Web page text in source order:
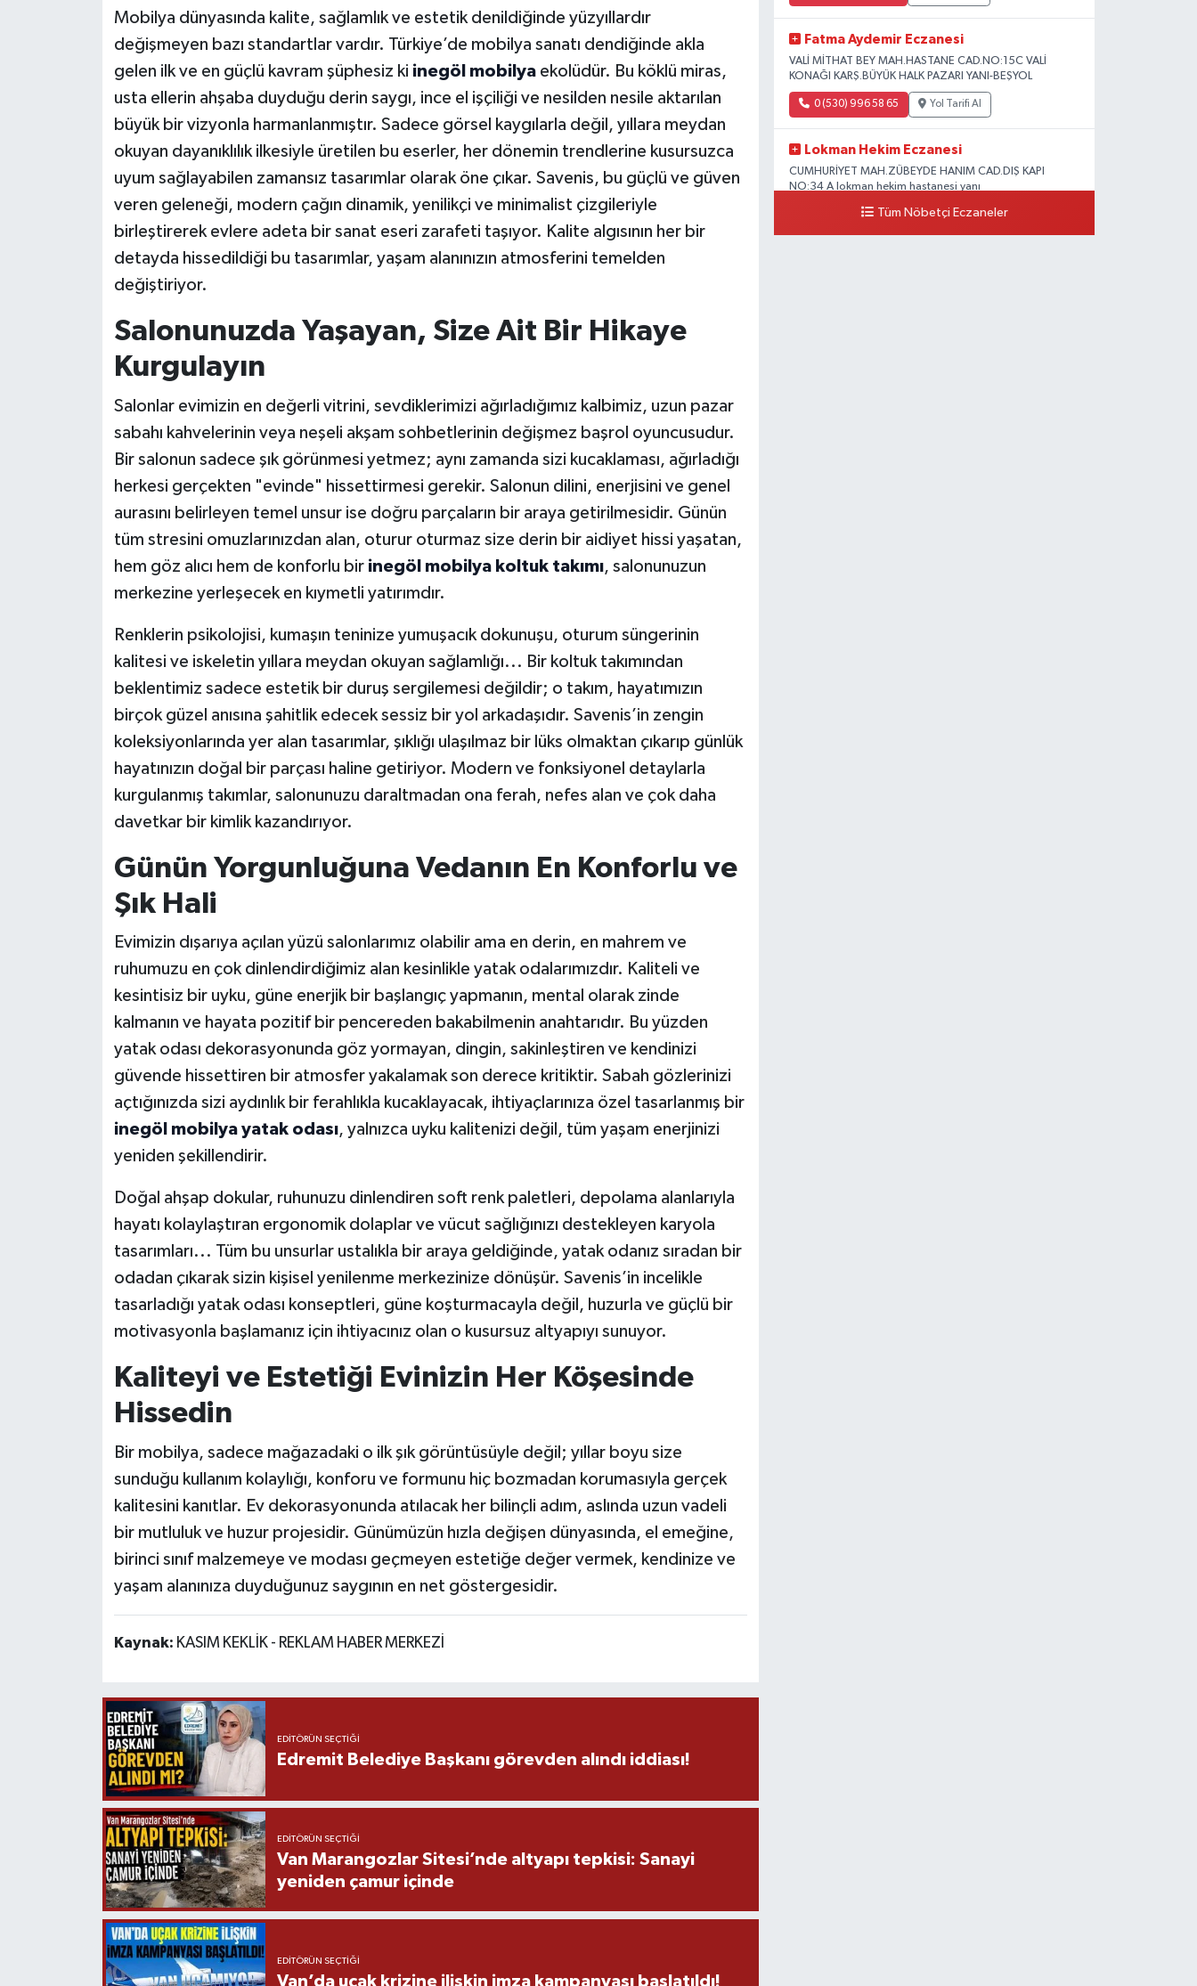
Mobilya dünyasında kalite, sağlamlık ve estetik denildiğinde yüzyıllardır
değişmeyen bazı standartlar vardır. Türkiye’de mobilya sanatı dendiğinde akla
gelen ilk ve en güçlü kavram şüphesiz ki inegöl mobilyaekolüdür. Bu köklü miras,
usta ellerin ahşaba duyduğu derin saygı, ince el işçiliği ve nesilden nesile aktarılan
büyük bir vizyonla harmanlanmıştır. Sadece görsel kaygılarla değil, yıllara meydan
okuyan dayanıklılık ilkesiyle üretilen bu eserler, her dönemin trendlerine kusursuzca
uyum sağlayabilen zamansız tasarımlar olarak öne çıkar. Savenis, bu güçlü ve güven
veren geleneği, modern çağın dinamik, yenilikçi ve minimalist çizgileriyle
birleştirerek evlere adeta bir sanat eseri zarafeti taşıyor. Kalite algısının her bir
detayda hissedildiği bu tasarımlar, yaşam alanınızın atmosferini temelden
değiştiriyor.
Salonunuzda Yaşayan, Size Ait Bir Hikaye
Kurgulayın
Salonlar evimizin en değerli vitrini, sevdiklerimizi ağırladığımız kalbimiz, uzun pazar
sabahı kahvelerinin veya neşeli akşam sohbetlerinin değişmez başrol oyuncusudur.
Bir salonun sadece şık görünmesi yetmez; aynı zamanda sizi kucaklaması, ağırladığı
herkesi gerçekten "evinde" hissettirmesi gerekir. Salonun dilini, enerjisini ve genel
aurasını belirleyen temel unsur ise doğru parçaların bir araya getirilmesidir. Günün
tüm stresini omuzlarınızdan alan, oturur oturmaz size derin bir aidiyet hissi yaşatan,
hem göz alıcı hem de konforlu bir inegöl mobilya koltuk takımı, salonunuzun
merkezine yerleşecek en kıymetli yatırımdır.
Renklerin psikolojisi, kumaşın teninize yumuşacık dokunuşu, oturum süngerinin
kalitesi ve iskeletin yıllara meydan okuyan sağlamlığı... Bir koltuk takımından
beklentimiz sadece estetik bir duruş sergilemesi değildir; o takım, hayatımızın
birçok güzel anısına şahitlik edecek sessiz bir yol arkadaşıdır. Savenis’in zengin
koleksiyonlarında yer alan tasarımlar, şıklığı ulaşılmaz bir lüks olmaktan çıkarıp günlük
hayatınızın doğal bir parçası haline getiriyor. Modern ve fonksiyonel detaylarla
kurgulanmış takımlar, salonunuzu daraltmadan ona ferah, nefes alan ve çok daha
davetkar bir kimlik kazandırıyor.
Günün Yorgunluğuna Vedanın En Konforlu ve
Şık Hali
Evimizin dışarıya açılan yüzü salonlarımız olabilir ama en derin, en mahrem ve
ruhumuzu en çok dinlendirdiğimiz alan kesinlikle yatak odalarımızdır. Kaliteli ve
kesintisiz bir uyku, güne enerjik bir başlangıç yapmanın, mental olarak zinde
kalmanın ve hayata pozitif bir pencereden bakabilmenin anahtarıdır. Bu yüzden
yatak odası dekorasyonunda göz yormayan, dingin, sakinleştiren ve kendinizi
güvende hissettiren bir atmosfer yakalamak son derece kritiktir. Sabah gözlerinizi
açtığınızda sizi aydınlık bir ferahlıkla kucaklayacak, ihtiyaçlarınıza özel tasarlanmış bir
inegöl mobilya yatak odası, yalnızca uyku kalitenizi değil, tüm yaşam enerjinizi
yeniden şekillendirir.
Doğal ahşap dokular, ruhunuzu dinlendiren soft renk paletleri, depolama alanlarıyla
hayatı kolaylaştıran ergonomik dolaplar ve vücut sağlığınızı destekleyen karyola
tasarımları... Tüm bu unsurlar ustalıkla bir araya geldiğinde, yatak odanız sıradan bir
odadan çıkarak sizin kişisel yenilenme merkezinize dönüşür. Savenis’in incelikle
tasarladığı yatak odası konseptleri, güne koşturmacayla değil, huzurla ve güçlü bir
motivasyonla başlamanız için ihtiyacınız olan o kusursuz altyapıyı sunuyor.
Kaliteyi ve Estetiği Evinizin Her Köşesinde
Hissedin
Bir mobilya, sadece mağazadaki o ilk şık görüntüsüyle değil; yıllar boyu size
sunduğu kullanım kolaylığı, konforu ve formunu hiç bozmadan korumasıyla gerçek
kalitesini kanıtlar. Ev dekorasyonunda atılacak her bilinçli adım, aslında uzun vadeli
bir mutluluk ve huzur projesidir. Günümüzün hızla değişen dünyasında, el emeğine,
birinci sınıf malzemeye ve modası geçmeyen estetiğe değer vermek, kendinize ve
yaşam alanınıza duyduğunuz saygının en net göstergesidir.
Kaynak: KASIM KEKLİK - REKLAM HABER MERKEZİ
EDITÖRÜN SEÇTIĞI
Edremit Belediye Başkanı görevden alındı iddiası!
EDITÖRÜN SEÇTIĞI
Van Marangozlar Sitesi’nde altyapı tepkisi: Sanayi
yeniden çamur içinde
EDITÖRÜN SEÇTIĞI
Van’da uçak krizine ilişkin imza kampanyası başlatıldı!
Fatma Aydemir Eczanesi
VALİ MİTHAT BEY MAH.HASTANE CAD.NO:15C VALİ
KONAĞI KARŞ.BÜYÜK HALK PAZARI YANI-BEŞYOL
0 (530) 996 58 65 Yol Tarifi Al
Lokman Hekim Eczanesi
CUMHURİYET MAH.ZÜBEYDE HANIM CAD.DIŞ KAPI
NO:34 A lokman hekim hastanesi yanı
0 (432) 503 93 23 Yol Tarifi Al
Tüm Nöbetçi Eczaneler